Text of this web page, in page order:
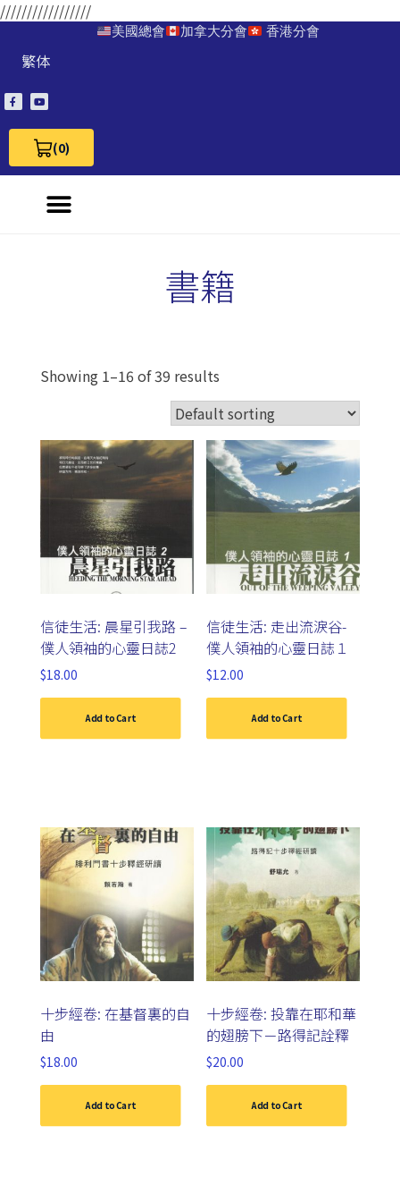
/////////////////
美國總會 加拿大分會 香港分會
繁体
(0)
View Cart 0
書籍
Showing 1–16 of 39 results
信徒生活: 晨星引我路 –
僕人領袖的心靈日誌2
$18.00
Add to Cart
信徒生活: 走出流淚谷-
僕人領袖的心靈日誌１
$12.00
Add to Cart
十步經卷: 在基督裏的自
由
$18.00
Add to Cart
十步經卷: 投靠在耶和華
的翅膀下－路得記詮釋
$20.00
Add to Cart